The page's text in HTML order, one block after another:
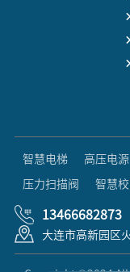
智慧电梯 高压电源
压力扫描阀 智慧校
13466682873
大连市高新园区